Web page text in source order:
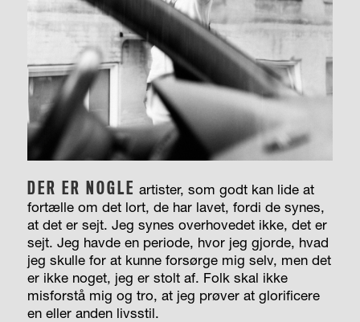
DER ER NOGLE artister, som godt kan lide at
fortælle om det lort, de har lavet, fordi de synes,
at det er sejt. Jeg synes overhovedet ikke, det er
sejt. Jeg havde en periode, hvor jeg gjorde, hvad
jeg skulle for at kunne forsørge mig selv, men det
er ikke noget, jeg er stolt af. Folk skal ikke
misforstå mig og tro, at jeg prøver at glorificere
en eller anden livsstil.